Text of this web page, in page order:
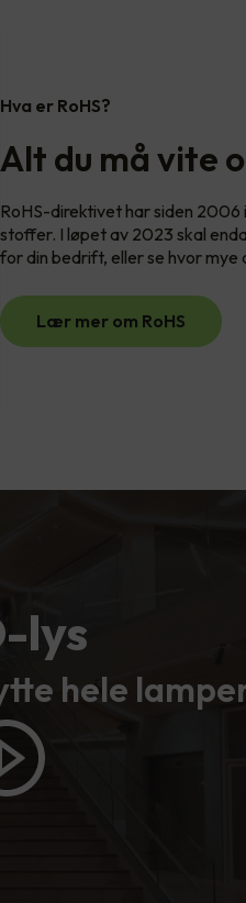
Hva er RoHS?
Alt du må vite
RoHS-direktivet har siden
stoffer. I løpet av 2023 skal
for din bedrift, eller se hvor mye
Lær mer om RoHS
lys
hele